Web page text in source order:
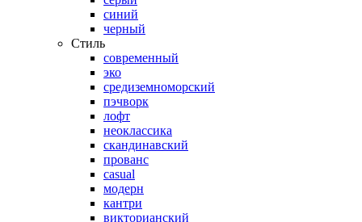
синий
черный
Стиль
современный
эко
средиземноморский
пэчворк
лофт
неоклассика
скандинавский
прованс
casual
модерн
кантри
викторианский